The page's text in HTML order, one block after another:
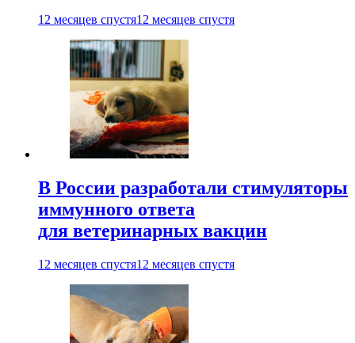
12 месяцев спустя12 месяцев спустя
В России разработали стимуляторы
иммунного ответа
для ветеринарных вакцин
12 месяцев спустя12 месяцев спустя